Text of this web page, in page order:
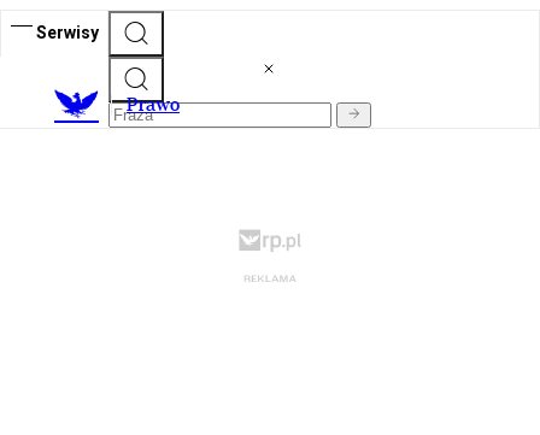
Serwisy
Prawo